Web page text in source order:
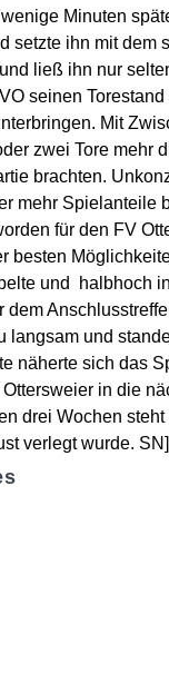
Minuten
setzte ihn mit dem
ließ ihn nur
seinen
Mit
zwei Tore mehr
brachten.
mehr Spielanteile
für den FV
besten
und halbhoch
langsam und
näherte sich das
in die
drei Wochen
verlegt wurde.